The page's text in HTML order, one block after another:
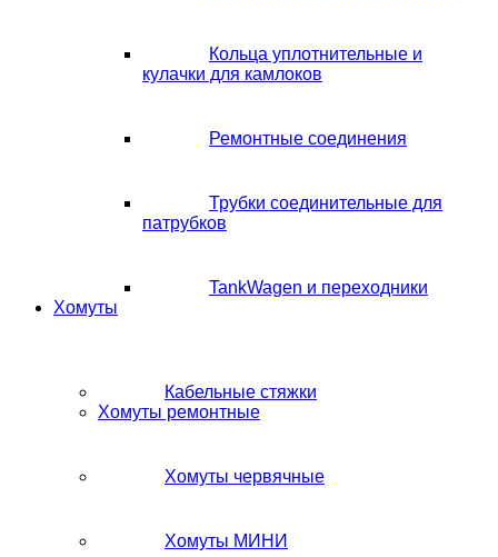
Кольца уплотнительные и
кулачки для камлоков
Ремонтные соединения
Трубки соединительные для
патрубков
TankWagen и переходники
Хомуты
Кабельные стяжки
Хомуты ремонтные
Хомуты червячные
Хомуты МИНИ